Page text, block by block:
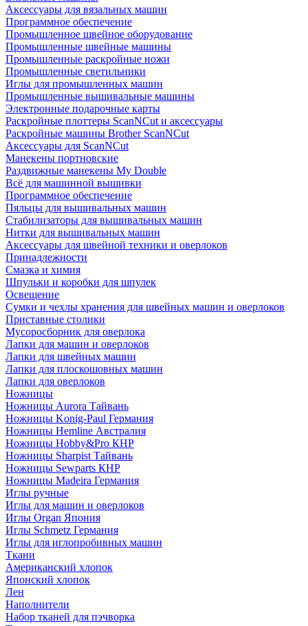
Аксессуары для вязальных машин
Программное обеспечение
Промышленное швейное оборудование
Промышленные швейные машины
Промышленные раскройные ножи
Промышленные светильники
Иглы для промышленных машин
Промышленные вышивальные машины
Электронные подарочные карты
Раскройные плоттеры ScanNCut и аксессуары
Раскройные машины Brother ScanNCut
Аксессуары для ScanNCut
Манекены портновские
Раздвижные манекены My Double
Всё для машинной вышивки
Программное обеспечение
Пяльцы для вышивальных машин
Стабилизаторы для вышивальных машин
Нитки для вышивальных машин
Аксессуары для швейной техники и оверлоков
Принадлежности
Смазка и химия
Шпульки и коробки для шпулек
Освещение
Сумки и чехлы хранения для швейных машин и оверлоков
Приставные столики
Мусоросборник для оверлока
Лапки для машин и оверлоков
Лапки для швейных машин
Лапки для плоскошовных машин
Лапки для оверлоков
Ножницы
Ножницы Aurora Тайвань
Ножницы Konig-Paul Германия
Ножницы Hemline Австралия
Ножницы Hobby&Pro КНР
Ножницы Sharpist Тайвань
Ножницы Sewparts КНР
Ножницы Madeira Германия
Иглы ручные
Иглы для машин и оверлоков
Иглы Organ Япония
Иглы Schmetz Германия
Иглы для иглопробивных машин
Ткани
Американский хлопок
Японский хлопок
Лен
Наполнители
Набор тканей для пэчворка